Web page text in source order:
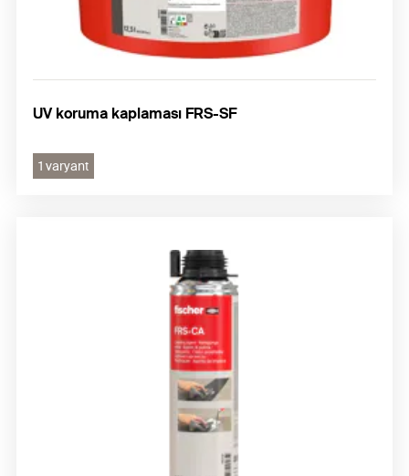
UV koruma kaplaması FRS-SF
1 varyant